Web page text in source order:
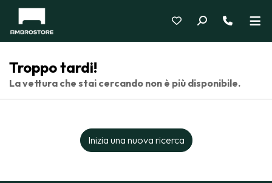
Troppo tardi!
La vettura che stai cercando non è più disponibile.
Inizia una nuova ricerca